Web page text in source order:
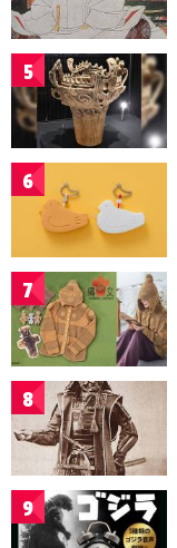
5
6
7
8
9